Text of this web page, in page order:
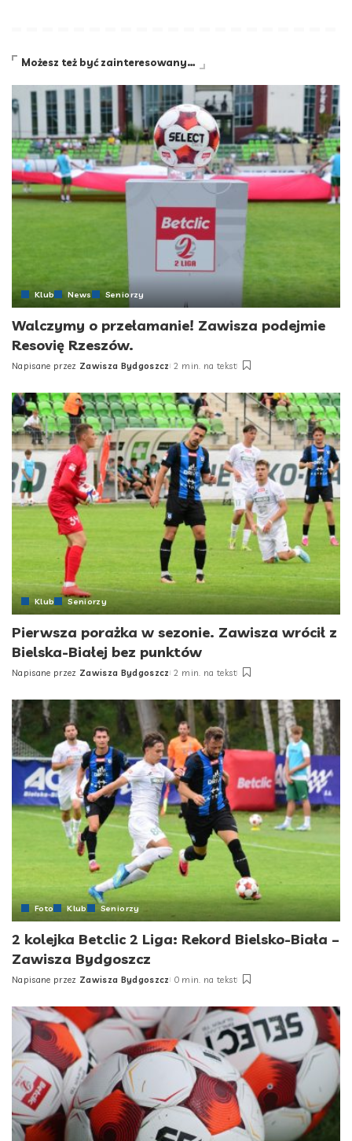
Możesz też być zainteresowany…
Klub News Seniorzy
Walczymy o przełamanie! Zawisza podejmie
Resovię Rzeszów.
Posted
Napisane przez Zawisza Bydgoszcz 2 min. na tekst
Klub Seniorzy
Pierwsza porażka w sezonie. Zawisza wrócił z
Bielska-Białej bez punktów
Posted
Napisane przez Zawisza Bydgoszcz 2 min. na tekst
Foto Klub Seniorzy
2 kolejka Betclic 2 Liga: Rekord Bielsko-Biała –
Zawisza Bydgoszcz
Posted
Napisane przez Zawisza Bydgoszcz 0 min. na tekst